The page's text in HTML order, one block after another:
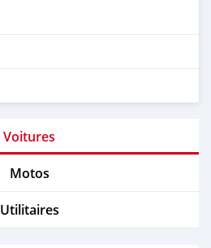
Voitures
Motos
Utilitaires